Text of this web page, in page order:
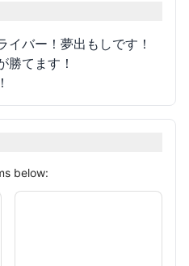
イバー！夢出もしです！
勝てます！
below: